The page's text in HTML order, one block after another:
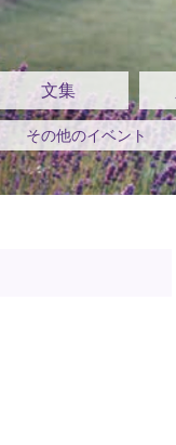
文集
その他のイベント